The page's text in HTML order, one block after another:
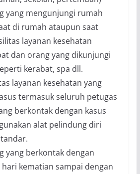
yang mengunjungi rumah
di rumah ataupun saat
layanan kesehatan
dan orang yang dikunjungi
kerabat, spa dll.
layanan kesehatan yang
termasuk seluruh petugas
berkontak dengan kasus
alat pelindung diri
yang berkontak dengan
kematian sampai dengan